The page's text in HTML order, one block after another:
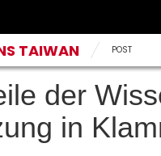
TAIWAN POST
der
in